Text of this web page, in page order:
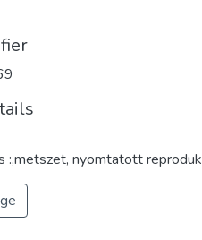
:,metszet, nyomtatott